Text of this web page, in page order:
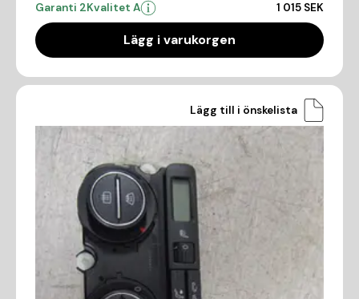
Garanti 2Kvalitet A 1 015 SEK
Lägg i varukorgen
Lägg till i önskelista